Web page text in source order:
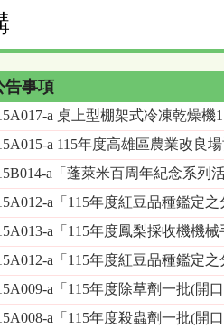
告事項
a 桌上型棚架式冷凍乾燥機
a 115年度高雄區農業改良
a「蓬萊米百周年紀念系列
a「115年度紅豆品種鑑定
a「115年度鳳梨採收機機
a「115年度紅豆品種鑑定
a「115年度除草劑一批(開
a「115年度殺蟲劑一批(開